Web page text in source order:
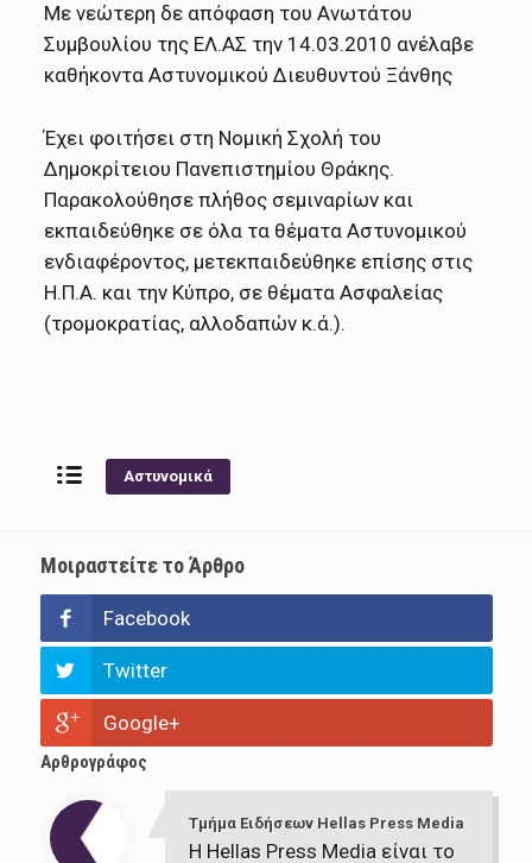
Με νεώτερη δε απόφαση του Ανωτάτου
Συμβουλίου της ΕΛ.ΑΣ την 14.03.2010 ανέλαβε
καθήκοντα Αστυνομικού Διευθυντού Ξάνθης
Έχει φοιτήσει στη Νομική Σχολή του
Δημοκρίτειου Πανεπιστημίου Θράκης.
Παρακολούθησε πλήθος σεμιναρίων και
εκπαιδεύθηκε σε όλα τα θέματα Αστυνομικού
ενδιαφέροντος, μετεκπαιδεύθηκε επίσης στις
Η.Π.Α. και την Κύπρο, σε θέματα Ασφαλείας
(τρομοκρατίας, αλλοδαπών κ.ά.).
Αστυνομικά
Μοιραστείτε το Άρθρο
Facebook
Twitter
Google+
Αρθρογράφος
Τμήμα Ειδήσεων Hellas Press Media
Η Hellas Press Media είναι το